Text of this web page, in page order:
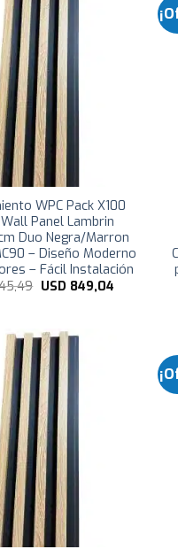
WPC Pack X100
Panel Lambrin
Duo Negra/Marron
– Diseño Moderno
– Fácil Instalación
El
USD
1.145,49.
USD 849,04El